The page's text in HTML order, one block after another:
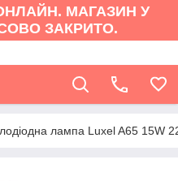
МАГАЗИН У
ЗАКРИТО.
лампа Luxel A65 15W